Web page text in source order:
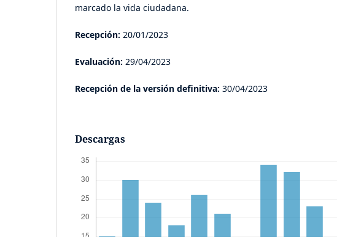
marcado la vida ciudadana.
Recepción: 20/01/2023
Evaluación: 29/04/2023
Recepción de la versión definitiva: 30/04/2023
Descargas